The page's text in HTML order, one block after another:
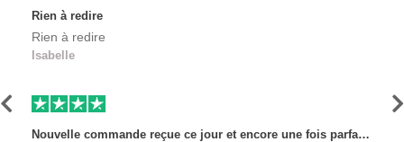
Rien à redire
Rien à redire
Isabelle
Nouvelle commande reçue ce jour et encore une fois parfaitement satisfaite, l'envoi est très rapide et les produits sont toujours conditionnés de manière personnalisés. L'avantage de commander auprès de créateurs indépendants.
Précédent